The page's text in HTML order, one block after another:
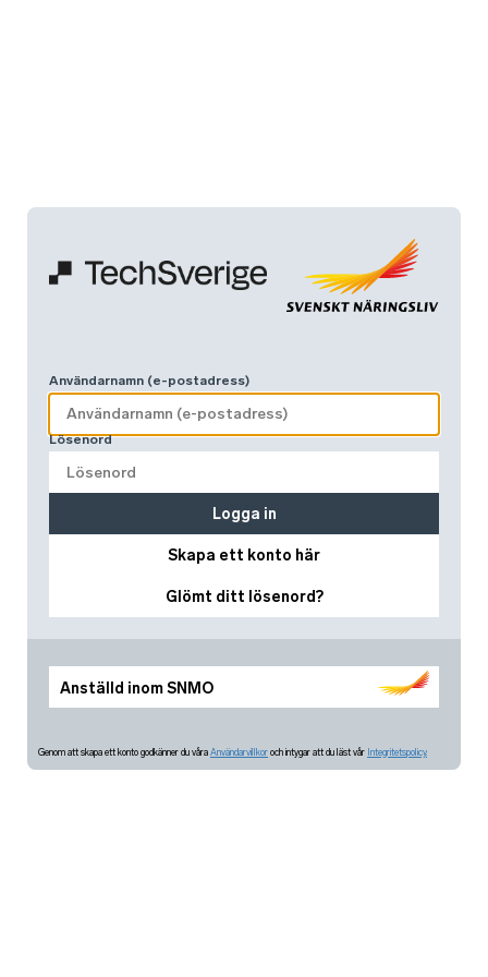
Anställd inom SNMO
Användarnamn (e-postadress)
Lösenord
Skapa ett konto här
Glömt ditt lösenord?
Logga in
Genom att skapa ett konto godkänner du våra Användarvillkor och intygar att du läst vår Integritetspolicy.